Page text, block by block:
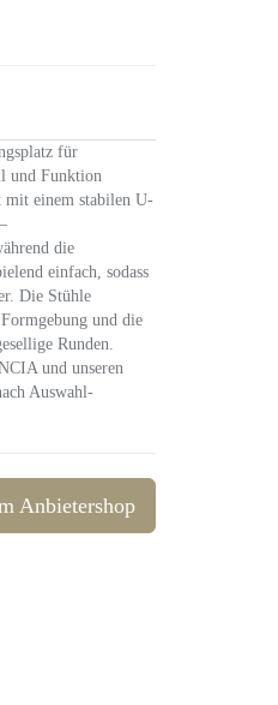
für
und Funktion
mit einem stabilen U-
die
einfach, sodass
Die Stühle
und die
Runden.
und unseren
Auswahl-
Anbietershop